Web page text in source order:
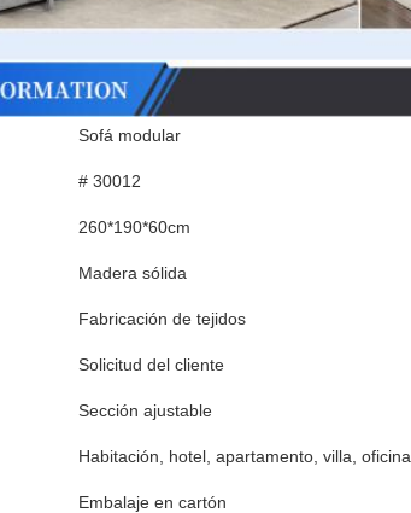
Sofá modular
# 30012
260*190*60cm
Madera sólida
Fabricación de tejidos
Solicitud del cliente
Sección ajustable
Habitación, hotel, apartamento, villa, oficina
Embalaje en cartón